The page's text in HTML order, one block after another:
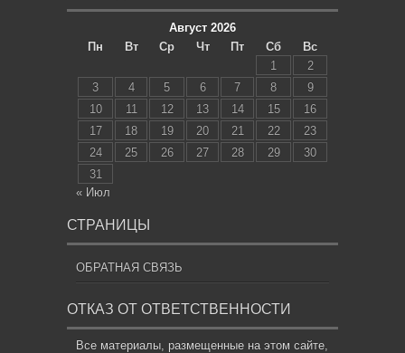
Август 2026
Пн
Вт Ср Чт Пт Сб
Вс
1
2
3
4 5 6 7 8
9
10
11 12 13 14 15
16
17
18 19 20 21 22
23
24
25 26 27 28 29
30
31
« Июл
СТРАНИЦЫ
ОБРАТНАЯ СВЯЗЬ
ОТКАЗ ОТ ОТВЕТСТВЕННОСТИ
Все материалы, размещенные на этом сайте,